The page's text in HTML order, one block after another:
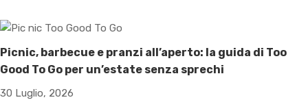
Picnic, barbecue e pranzi all’aperto: la guida di Too
Good To Go per un’estate senza sprechi
30 Luglio, 2026